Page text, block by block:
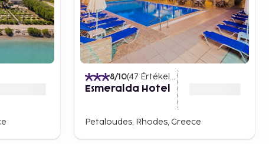
8/10(47 Értékelések
Esmeralda Hotel
Petaloudes, Rhodes, Greece